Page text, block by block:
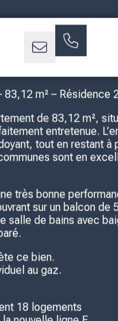
m² – Résidence
de 83,12 m²,
entretenue.
tout en restant
sont en
très bonne
sur un balcon de
salle de bains avec
ce bien.
au gaz.
18 logements
nouvelle ligne F